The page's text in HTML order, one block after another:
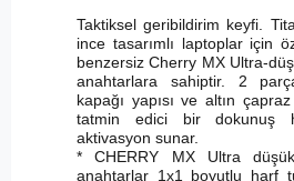
Taktiksel geribildirim keyfi.
ince tasarımlı laptoplar için
benzersiz Cherry MX Ultra-
anahtarlara sahiptir. 2
kapağı yapısı ve altın
tatmin edici bir dokunuş
aktivasyon sunar.
* CHERRY MX Ultra
anahtarlar 1x1 boyutlu harf